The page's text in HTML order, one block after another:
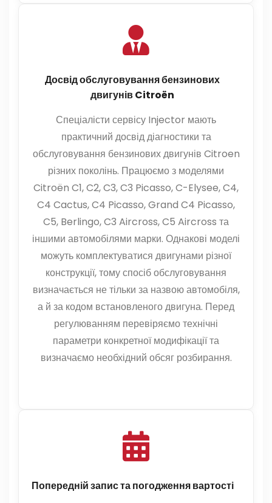
Досвід обслуговування бензинових
двигунів Citroën
Спеціалісти сервісу Injector мають
практичний досвід діагностики та
обслуговування бензинових двигунів Citroen
різних поколінь. Працюємо з моделями
Citroën C1, C2, C3, C3 Picasso, C-Elysee, C4,
C4 Cactus, C4 Picasso, Grand C4 Picasso,
C5, Berlingo, C3 Aircross, C5 Aircross та
іншими автомобілями марки. Однакові моделі
можуть комплектуватися двигунами різної
конструкції, тому спосіб обслуговування
визначається не тільки за назвою автомобіля,
а й за кодом встановленого двигуна. Перед
регулюванням перевіряємо технічні
параметри конкретної модифікації та
визначаємо необхідний обсяг розбирання.
Попередній запис та погодження вартості